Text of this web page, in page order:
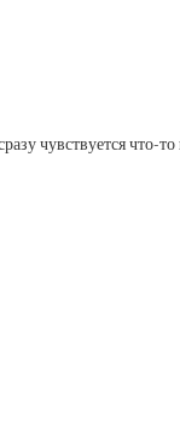
чувствуется что-